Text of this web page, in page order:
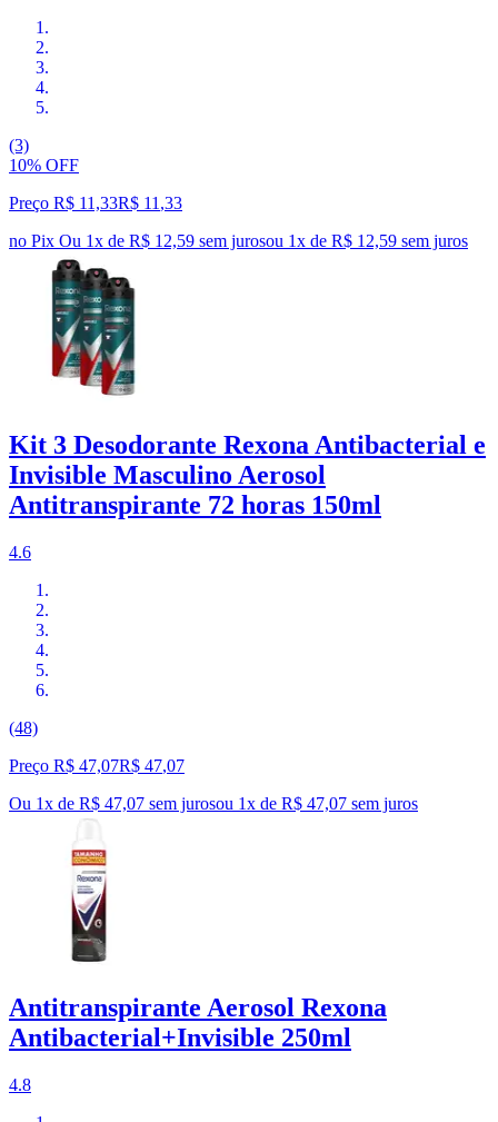
(3)
10% OFF
Preço R$ 11,33R$ 11 ,33
no Pix Ou 1x de R$ 12,59 sem jurosou 1x de R$ 12,59 sem juros
Kit 3 Desodorante Rexona Antibacterial e
Invisible Masculino Aerosol
Antitranspirante 72 horas 150ml
4.6
(48)
Preço R$ 47,07R$ 47,07
Ou 1x de R$ 47,07 sem jurosou 1x de R$ 47,07 sem juros
Antitranspirante Aerosol Rexona
Antibacterial+Invisible 250ml
4.8